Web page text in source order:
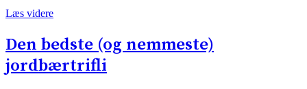
Læs videre
Den bedste (og nemmeste)
jordbærtrifli